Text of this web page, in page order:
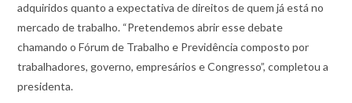
adquiridos quanto a expectativa de direitos de quem já está no
mercado de trabalho. “Pretendemos abrir esse debate
chamando o Fórum de Trabalho e Previdência composto por
trabalhadores, governo, empresários e Congresso”, completou a
presidenta.